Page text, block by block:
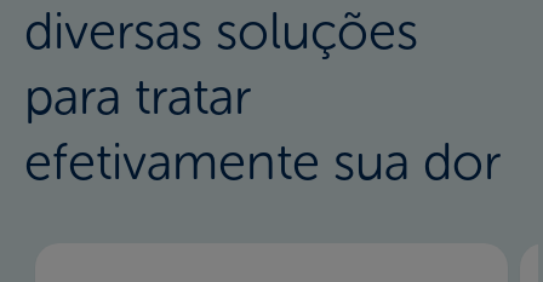
diversas soluções
para tratar
efetivamente sua dor